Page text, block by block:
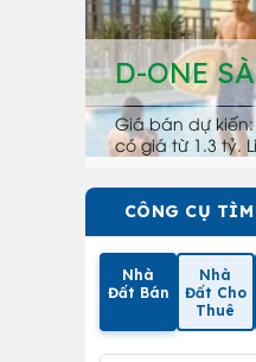
D-ONE
Giá bán dự
có giá từ 1.3 tỷ.
CÔNG CỤ
Nhà
Đất Bán
Nhà
Đất Cho
Thuê